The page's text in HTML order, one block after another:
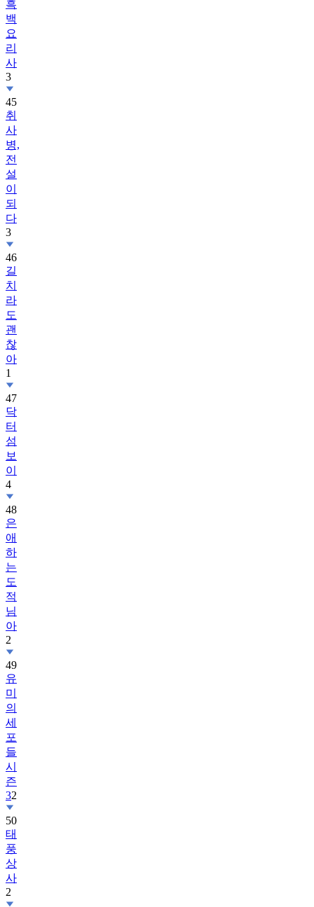
흑
백
요
리
사
3
45
취
사
병,
전
설
이
되
다
3
46
길
치
라
도
괜
찮
아
1
47
닥
터
섬
보
이
4
48
은
애
하
는
도
적
님
아
2
49
유
미
의
세
포
들
시
즌
32
50
태
풍
상
사
2